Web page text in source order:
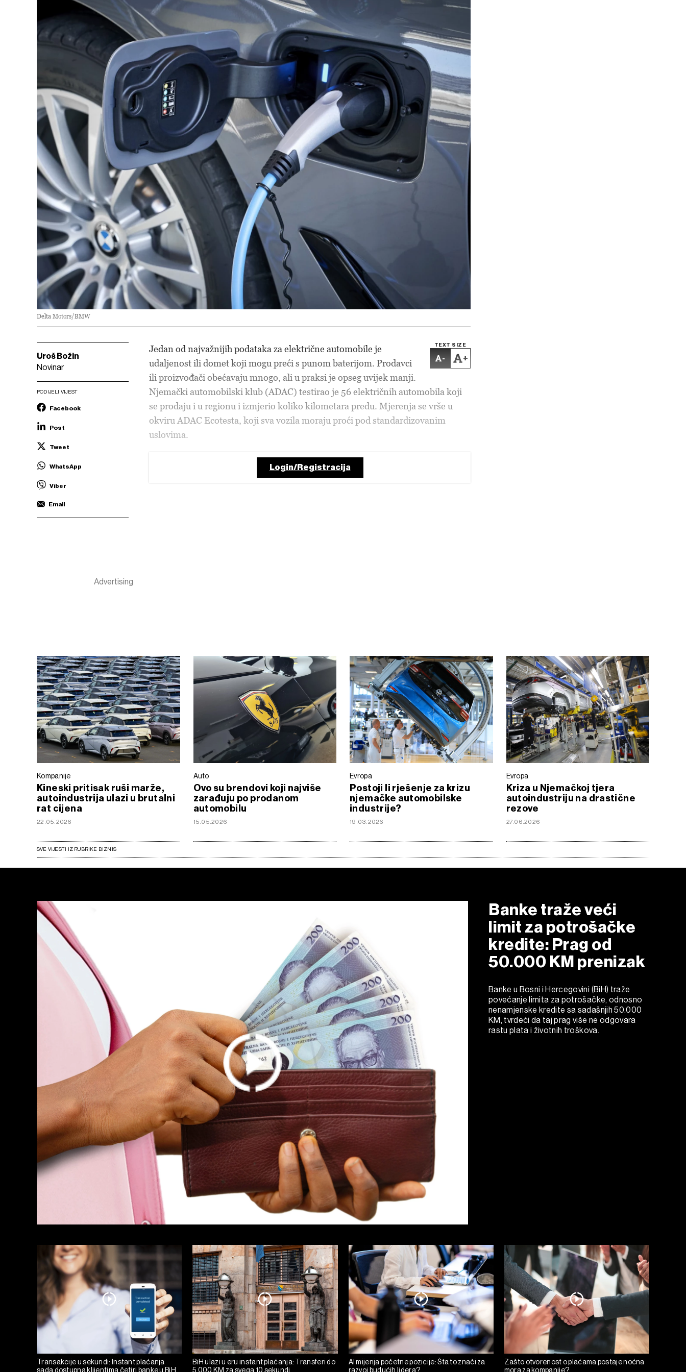
Delta Motors/BMW
Uroš Božin
Novinar
PODIJELI VIJEST
Facebook
Post
Tweet
WhatsApp
Viber
Email
TEXT SIZE
- +
Jedan od najvažnijih podataka za električne automobile je
udaljenost ili domet koji mogu preći s punom baterijom. Prodavci
ili proizvođači obećavaju mnogo, ali u praksi je opseg uvijek manji.
Njemački automobilski klub (ADAC) testirao je 56 električnih automobila koji
se prodaju i u regionu i izmjerio koliko kilometara pređu. Mjerenja se vrše u
okviru ADAC Ecotesta, koji sva vozila moraju proći pod standardizovanim
uslovima.
Login/Registracija
Kompanije
Kineski pritisak ruši marže,
autoindustrija ulazi u brutalni
rat cijena
22.05.2026
Auto
Ovo su brendovi koji najviše
zarađuju po prodanom
automobilu
15.05.2026
Evropa
Postoji li rješenje za krizu
njemačke automobilske
industrije?
19.03.2026
Evropa
Kriza u Njemačkoj tjera
autoindustriju na drastične
rezove
27.06.2026
SVE VIJESTI IZ RUBRIKE BIZNIS
Banke traže veći
limit za potrošačke
kredite: Prag od
50.000 KM prenizak
Banke u Bosni i Hercegovini (BiH) traže
povećanje limita za potrošačke, odnosno
nenamjenske kredite sa sadašnjih 50.000
KM, tvrdeći da taj prag više ne odgovara
rastu plata i životnih troškova.
Transakcije u sekundi: Instant plaćanja
sada dostupna klijentima četiri banke u BiH
BiH ulazi u eru instant plaćanja: Transferi do
5.000 KM za svega 10 sekundi
AI mijenja početne pozicije: Šta to znači za
razvoj budućih lidera?
Zašto otvorenost o plaćama postaje noćna
mora za kompanije?